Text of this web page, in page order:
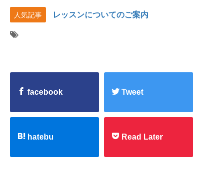
人気記事 レッスンについてのご案内
facebook Tweet
hatebu Read Later